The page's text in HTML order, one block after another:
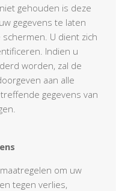
gehouden is deze
gegevens te laten
U dient zich
Indien u
worden, zal de
aan alle
gegevens van
om uw
tegen verlies,